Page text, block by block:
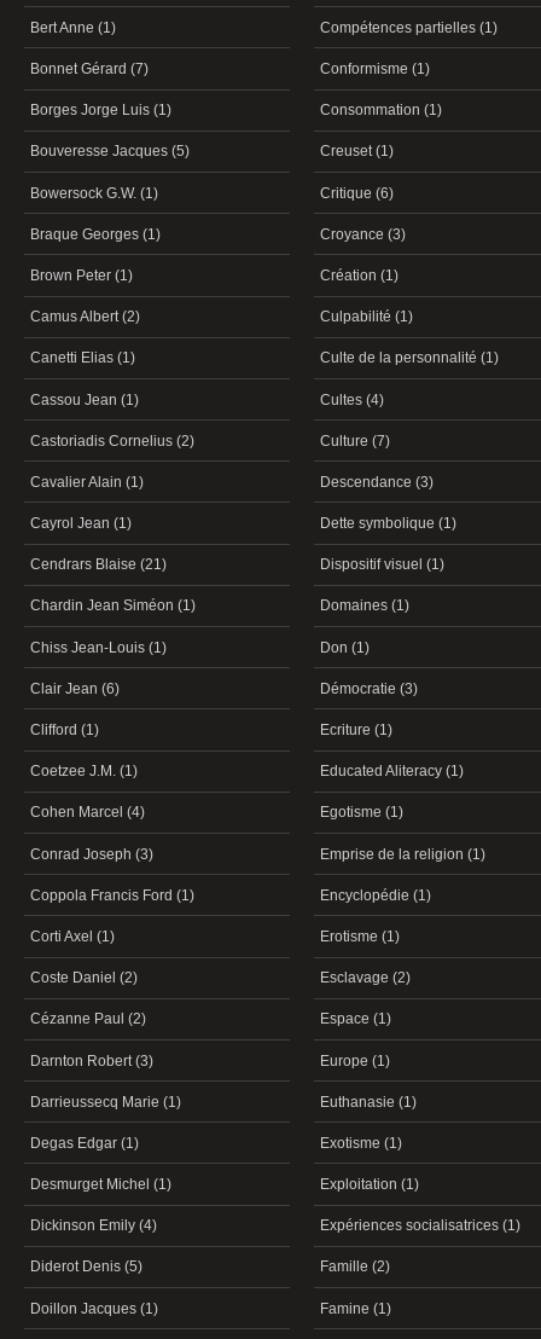
Bert Anne (1)
Bonnet Gérard (7)
Borges Jorge Luis (1)
Bouveresse Jacques (5)
Bowersock G.W. (1)
Braque Georges (1)
Brown Peter (1)
Camus Albert (2)
Canetti Elias (1)
Cassou Jean (1)
Castoriadis Cornelius (2)
Cavalier Alain (1)
Cayrol Jean (1)
Cendrars Blaise (21)
Chardin Jean Siméon (1)
Chiss Jean-Louis (1)
Clair Jean (6)
Clifford (1)
Coetzee J.M. (1)
Cohen Marcel (4)
Conrad Joseph (3)
Coppola Francis Ford (1)
Corti Axel (1)
Coste Daniel (2)
Cézanne Paul (2)
Darnton Robert (3)
Darrieussecq Marie (1)
Degas Edgar (1)
Desmurget Michel (1)
Dickinson Emily (4)
Diderot Denis (5)
Doillon Jacques (1)
Compétences partielles (1)
Conformisme (1)
Consommation (1)
Creuset (1)
Critique (6)
Croyance (3)
Création (1)
Culpabilité (1)
Culte de la personnalité (1)
Cultes (4)
Culture (7)
Descendance (3)
Dette symbolique (1)
Dispositif visuel (1)
Domaines (1)
Don (1)
Démocratie (3)
Ecriture (1)
Educated Aliteracy (1)
Egotisme (1)
Emprise de la religion (1)
Encyclopédie (1)
Erotisme (1)
Esclavage (2)
Espace (1)
Europe (1)
Euthanasie (1)
Exotisme (1)
Exploitation (1)
Expériences socialisatrices (1)
Famille (2)
Famine (1)